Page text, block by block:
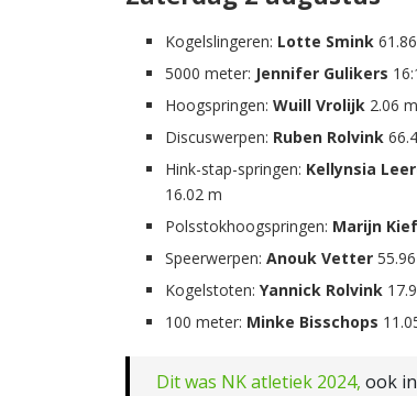
Kogelslingeren: Lotte Smink
5000 meter: Jennifer Gulikers
Hoogspringen: Wuill Vrolijk 2.06 m
Discuswerpen: Ruben Rolvink
Hink-stap-springen: Kellynsia
16.02 m
Polsstokhoogspringen: Marijn
Speerwerpen: Anouk Vetter
Kogelstoten: Yannick Rolvink
100 meter: Minke Bisschops
Dit was NK atletiek 2024, ook